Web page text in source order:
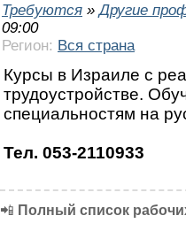
Требуются »Другие
09:00
Регион: Вся страна
Курсы в Израиле с
трудоустройстве.
специальностям на
Тел. 053-2110933
📲 Полный список